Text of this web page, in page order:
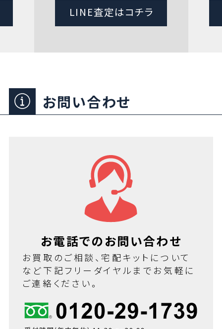
LINE査定はコチラ
お問い合わせ
お電話でのお問い合わせ
お買取のご相談、宅配キットについて
など下記フリーダイヤルまでお気軽に
ご連絡ください。